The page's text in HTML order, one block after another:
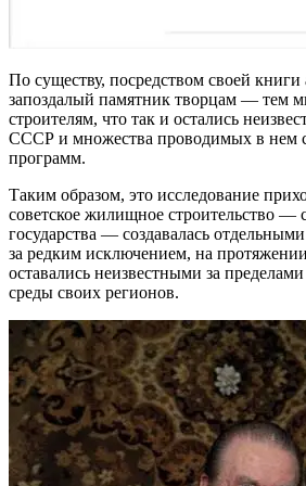
По существу, посредством своей книги
запоздалый памятник творцам — тем
строителям, что так и остались
СССР и множества проводимых в нем
программ.
Таким образом, это исследование
советское жилищное строительство —
государства — создавалась
за редким исключением, на
оставались неизвестными за
среды своих регионов.